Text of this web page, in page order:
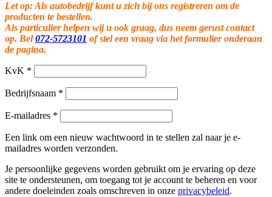
Let op: Als autobedrijf kunt u zich bij ons registreren om de
producten te bestellen.
Als particulier helpen wij u ook graag, dus neem gerust contact
op. Bel072-5723101 of stel een vraag via het formulier onderaan
de pagina.
KvK *
Bedrijfsnaam *
E-mailadres *
Een link om een nieuw wachtwoord in te stellen zal naar je e-
mailadres worden verzonden.
Je persoonlijke gegevens worden gebruikt om je ervaring op deze
site te ondersteunen, om toegang tot je account te beheren en voor
andere doeleinden zoals omschreven in onze privacybeleid.